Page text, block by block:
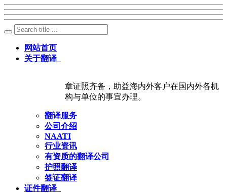
网站首页
关于翻译
章证照齐备，助益海内外客户在国内外各机
构与单位的事宜办理。
翻译服务
公司介绍
NAATI
行业资讯
有资质的翻译公司
护照翻译
签证翻译
证件翻译